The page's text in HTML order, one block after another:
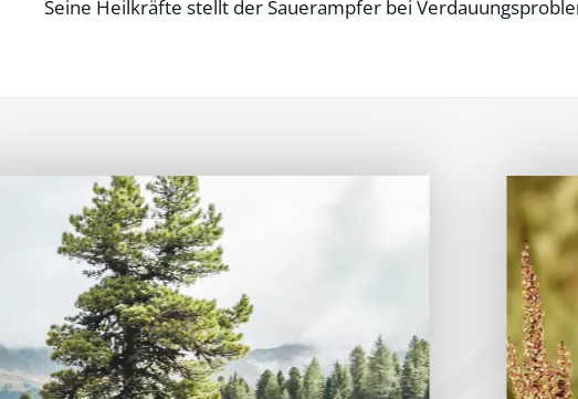
Seine Heilkräfte stellt der Sauerampfer bei